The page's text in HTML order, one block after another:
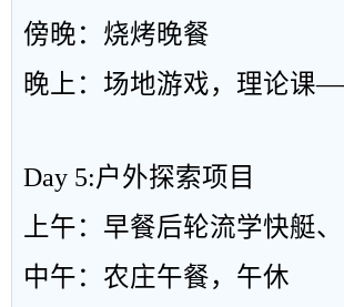
傍晚：烧烤晚餐
晚上：场地游戏，理论课
Day 5:户外探索项目
上午：早餐后轮流学快艇
中午：农庄午餐，午休